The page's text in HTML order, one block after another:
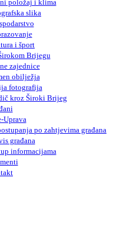
položaj i klima
slika
i šport
Brijegu
zajednice
obilježja
fotografija
kroz Široki Brijeg
Uprava
po zahtjevima građana
građana
informacijama